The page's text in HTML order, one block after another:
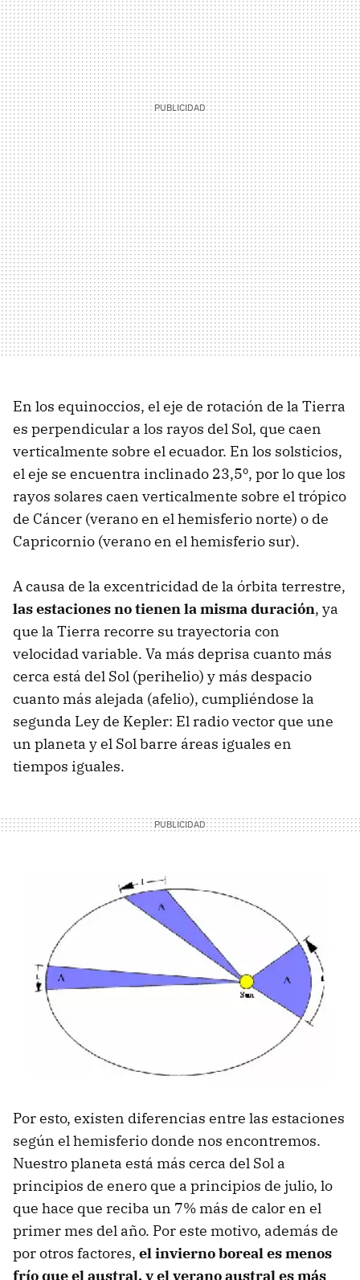
En los equinoccios, el eje de rotación de la Tierra
es perpendicular a los rayos del Sol, que caen
verticalmente sobre el ecuador. En los solsticios,
el eje se encuentra inclinado 23,5º, por lo que los
rayos solares caen verticalmente sobre el trópico
de Cáncer (verano en el hemisferio norte) o de
Capricornio (verano en el hemisferio sur).
A causa de la excentricidad de la órbita terrestre,
las estaciones no tienen la misma duración, ya
que la Tierra recorre su trayectoria con
velocidad variable. Va más deprisa cuanto más
cerca está del Sol (perihelio) y más despacio
cuanto más alejada (afelio), cumpliéndose la
segunda Ley de Kepler: El radio vector que une
un planeta y el Sol barre áreas iguales en
tiempos iguales.
Por esto, existen diferencias entre las estaciones
según el hemisferio donde nos encontremos.
Nuestro planeta está más cerca del Sol a
principios de enero que a principios de julio, lo
que hace que reciba un 7% más de calor en el
primer mes del año. Por este motivo, además de
por otros factores, el invierno boreal es menos
frío que el austral, y el verano austral es más